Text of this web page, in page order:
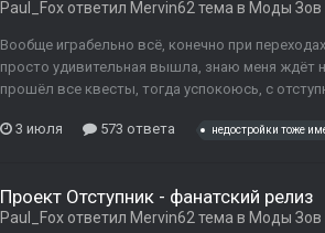
Paul_Fox ответил Mervin62 тема в Моды Зов
Вообще играбельно всё, конечно при
просто удивительная вышла, знаю меня ждёт
прошёл все квесты, тогда успокоюсь, с
3 июля 573 ответа недостройки тоже
Проект Отступник - фанатский релиз
Paul_Fox ответил Mervin62 тема в Моды Зов